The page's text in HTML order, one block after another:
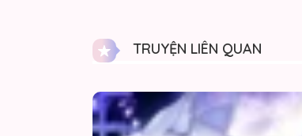
Chap 23
Chap 22
TRUYỆN LIÊN QUAN